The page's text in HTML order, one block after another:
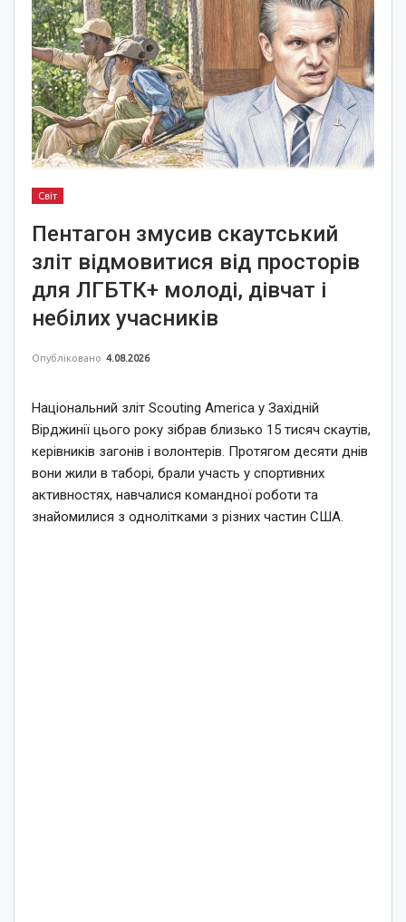
Світ
Пентагон змусив скаутський
зліт відмовитися від просторів
для ЛГБТК+ молоді, дівчат і
небілих учасників
Опубліковано 4.08.2026
Національний зліт Scouting America у Західній
Вірджинії цього року зібрав близько 15 тисяч скаутів,
керівників загонів і волонтерів. Протягом десяти днів
вони жили в таборі, брали участь у спортивних
активностях, навчалися командної роботи та
знайомилися з однолітками з різних частин США.